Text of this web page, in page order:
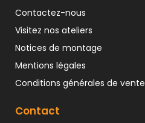
Contactez-nous
Visitez nos ateliers
Notices de montage
Mentions légales
Conditions générales de vente
Contact